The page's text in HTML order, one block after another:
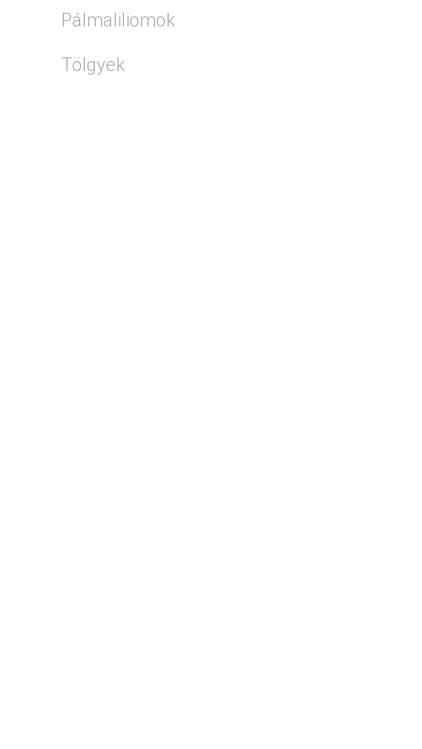
Pálmaliliomok
Tölgyek